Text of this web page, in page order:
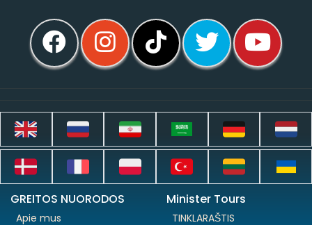
GREITOS NUORODOS
Apie mus
Minister Tours
TINKLARAŠTIS